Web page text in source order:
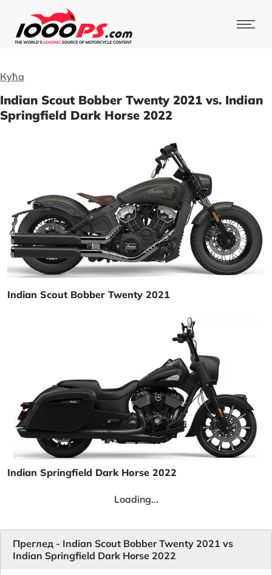
Кућа
Indian Scout Bobber Twenty 2021 vs. Indian
Springfield Dark Horse 2022
Indian Scout Bobber Twenty 2021
Indian Springfield Dark Horse 2022
Loading...
Преглед - Indian Scout Bobber Twenty 2021 vs
Indian Springfield Dark Horse 2022